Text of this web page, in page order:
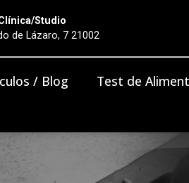
Studio
de Lázaro, 7 21002
/ Blog Test de